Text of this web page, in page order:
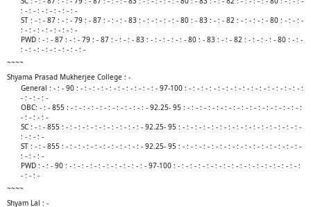
: - : - : - : - : - : - : -
ST : - : - 87 : - : - 79 : - 87 : - : - : - 83 : - : - : - : - : - 80 : - 83 : - : - 82 : - : - : - : - 80 : - : - : -
: - : - : - : - : - : - : -
PWD : - : - 87 : - : - 79 : - 87 : - : - : - 83 : - : - : - : - : - 80 : - 83 : - : - 82 : - : - : - : - 80 : - : -
: - : - : - : - : - : - : - : -​
~~~~
Shyama Prasad Mukherjee College : -
General : - : - 90 : - : - : - : - : - : - : - : - : - : - 97-100 : - : - : - : - : - : - : - : - : - : - : - : - : - : - :
- : - : - : -
OBC: - : - 855 : - : - : - : - : - : - : - : - : - : - 92.25- 95 : - : - : - : - : - : - : - : - : - : - : - : - : - : - :
- : - : - : -
SC : - : - 855 : - : - : - : - : - : - : - : - : - : - 92.25- 95 : - : - : - : - : - : - : - : - : - : - : - : - : - : - : -
: - : - : -
ST : - : - 855 : - : - : - : - : - : - : - : - : - : - 92.25- 95 : - : - : - : - : - : - : - : - : - : - : - : - : - : - : -
: - : - : -
PWD : - : - 90 : - : - : - : - : - : - : - : - : - : - 97-100 : - : - : - : - : - : - : - : - : - : - : - : - : - : - : - :
- : - : -​
~~~~
Shyam Lal : -